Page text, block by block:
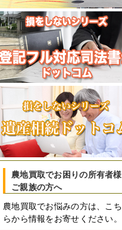
農地買取でお困りの所有者様
ご親族の方へ
農地買取でお悩みの方は、こち
らから情報をお寄せください。